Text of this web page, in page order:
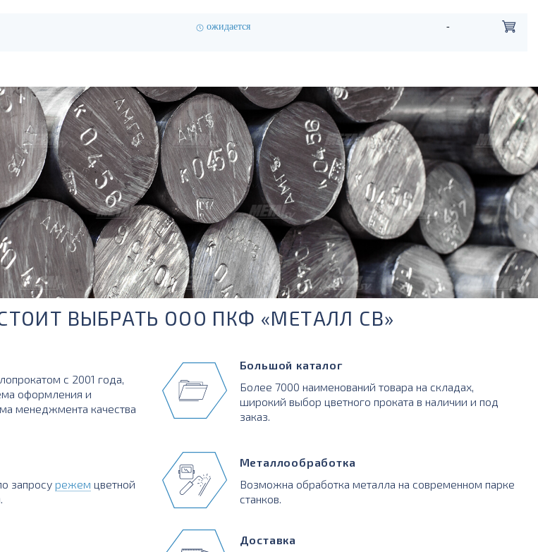
ожидается -
ВЫБРАТЬ ООО ПКФ «МЕТАЛЛ СВ»
с 2001 года,
оформления и
менеджмента качества
запросу режем цветной
Большой каталог
Более 7000 наименований товара на складах,
широкий выбор цветного проката в наличии и под
заказ.
Металлообработка
Возможна обработка металла на современном парке
станков.
Доставка